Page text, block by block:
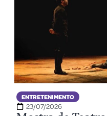
ENTRETENIMENTO
23/07/2026